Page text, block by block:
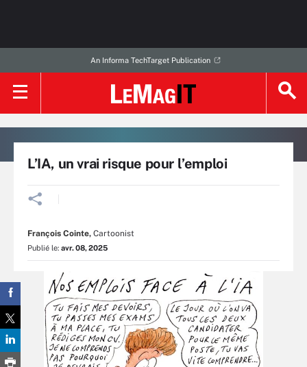
An Informa TechTarget Publication
L’IA, un vrai risque pour l’emploi
François Cointe, Cartoonist
Publié le: avr. 08, 2025